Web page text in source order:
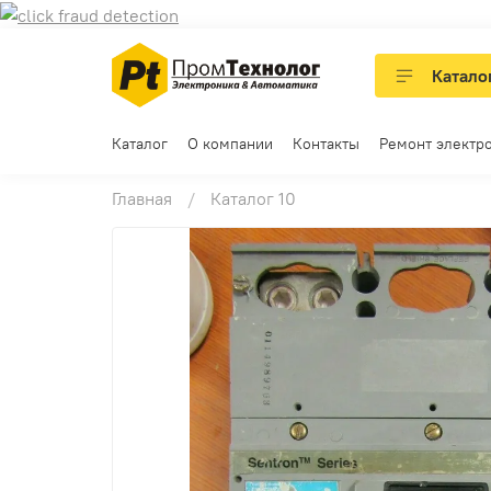
Каталог О компании Контакты Ремонт
Главная Каталог 10